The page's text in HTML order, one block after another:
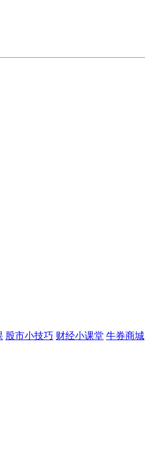
股市小技巧 财经小课堂 牛券商城